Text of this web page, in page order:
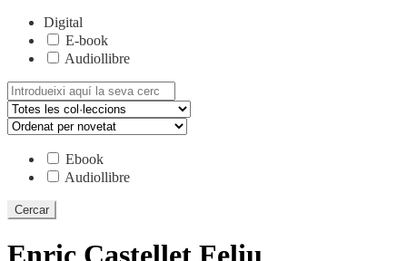
Digital
E-book
Audiollibre
Cerca:
Ebook
Audiollibre